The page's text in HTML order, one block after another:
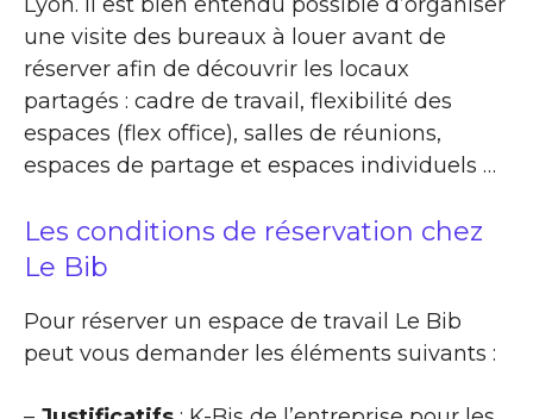
une visite des bureaux à louer avant de
réserver afin de découvrir les locaux
partagés : cadre de travail, flexibilité des
espaces (flex office), salles de réunions,
espaces de partage et espaces individuels …
Les conditions de réservation chez
Le Bib
Pour réserver un espace de travail Le Bib
peut vous demander les éléments suivants :